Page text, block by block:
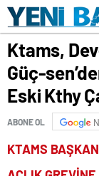
Çalışanlarına
Ktams,
Güç-
Eski Kthy
ABONE OL
KTAMS